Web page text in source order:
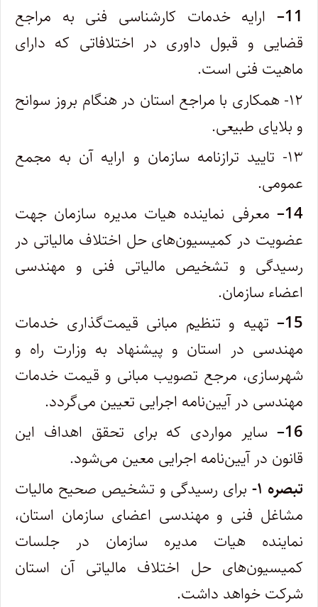
11
– ارایه خدمات کارشناسی فنی به مراجع
قضایی و قبول داوری در اختلافاتی که دارای
ماهیت فنی است.
۱۲- همکاری با مراجع استان در هنگام بروز سوانح
و بلایای طبیعی.
۱۳- تایید ترازنامه سازمان و ارایه آن به مجمع
عمومی.
14
– معرفی نماینده هیات مدیره سازمان جهت
عضویت در کمیسیون‌های حل اختلاف مالیاتی در
رسیدگی و تشخیص مالیاتی فنی و مهندسی
‌اعضاء سازمان.
15
– تهیه و تنظیم مبانی قیمت‌گذاری خدمات
مهندسی در استان و پیشنهاد به وزارت راه و
شهرسازی، مرجع تصویب مبانی و قیمت خدمات
‌مهندسی در آیین‌نامه اجرایی تعیین می‌گردد.
16
– سایر مواردی که برای تحقق اهداف این
قانون در آیین‌نامه اجرایی معین می‌شود.
تبصره ۱-
برای رسیدگی و تشخیص صحیح مالیات
مشاغل فنی و مهندسی اعضای سازمان استان،
نماینده هیات مدیره سازمان در جلسات
‌کمیسیون‌های حل اختلاف مالیاتی آن استان
شرکت خواهد داشت.